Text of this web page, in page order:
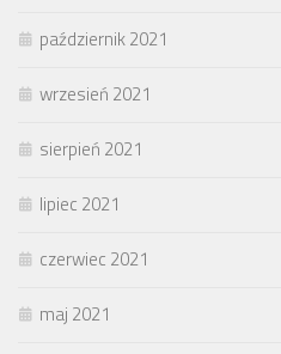
październik 2021
wrzesień 2021
sierpień 2021
lipiec 2021
czerwiec 2021
maj 2021